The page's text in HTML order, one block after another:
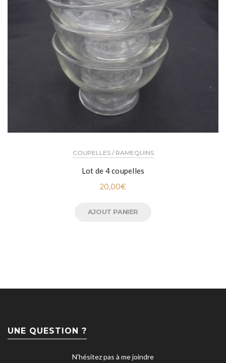
COUPELLES / RAMEQUINS
Lot de 4 coupelles
20,00€
AJOUT PANIER
UNE QUESTION ?
N'hésitez pas à me joindre